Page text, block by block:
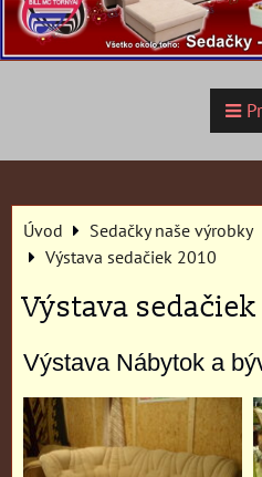
Úvod Sedačky naše výrobky
Výstava sedačiek 2010
Výstava sedačiek
Výstava Nábytok a